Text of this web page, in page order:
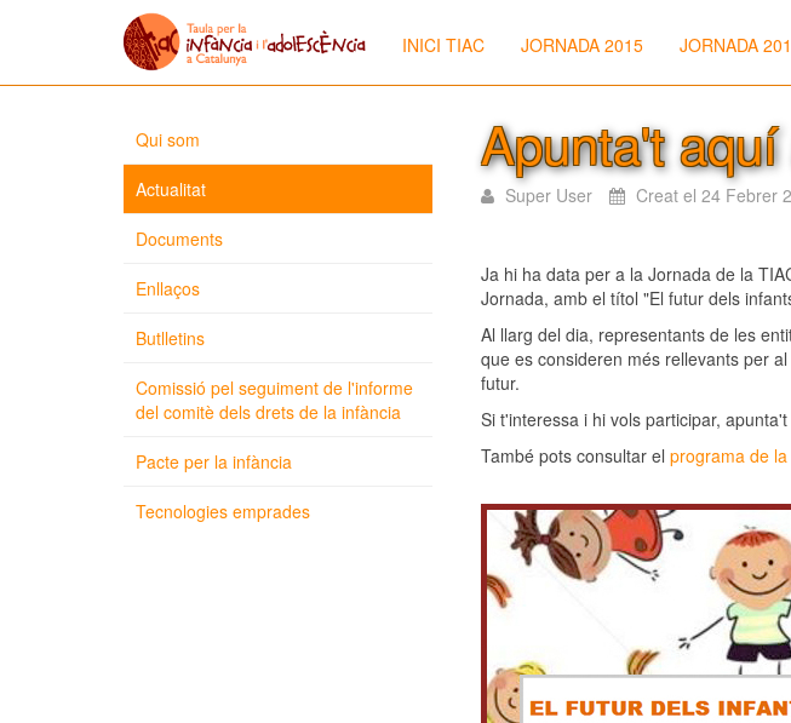
INICI TIAC JORNADA 2015 JORNADA
Apunta't
Super User Creat el 24 Febrer
Ja hi ha data per a la Jornada de la
Jornada, amb el títol "El futur dels
Al llarg del dia, representants de les
que es consideren més rellevants per
futur.
Si t'interessa i hi vols participar,
També pots consultar el programa de
Qui som
Actualitat
Documents
Enllaços
Butlletins
Comissió pel seguiment de l'informe
del comitè dels drets de la infància
Pacte per la infància
Tecnologies emprades